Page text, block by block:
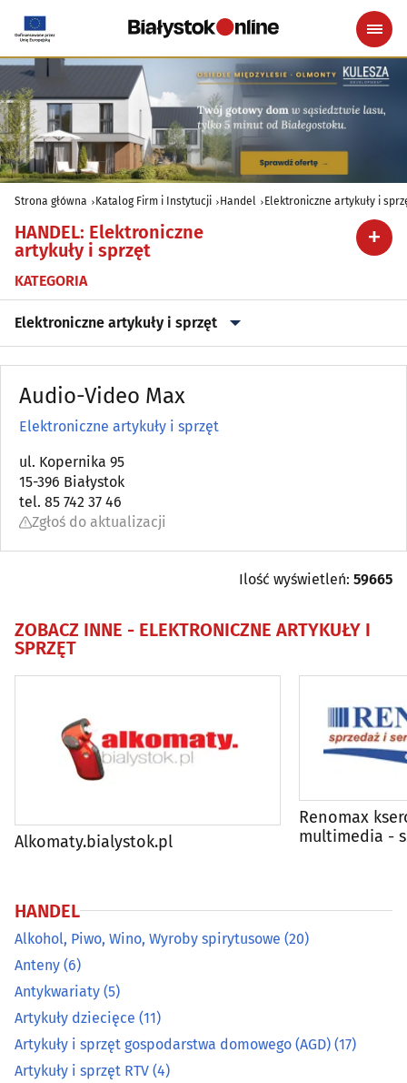
Strona główna Katalog Firm i Instytucji Handel Elektroniczne artykuły i
HANDEL: Elektroniczne
artykuły i sprzęt
KATEGORIA
Elektroniczne artykuły i sprzęt
Alkohol, Piwo, Wino, Wyroby spirytusowe(20)
Antykwariaty(5)
Artykuły dziecięce
Artykuły i sprzęt gospodarstwa domowego (AGD)(17)
Artykuły zaopatrzenia plastyków
Balony, fajerwerki i inne(10)
Biurowe urządzenia i papiernicze artykuły - detal
Broń
Chemia gospodarcza
Cukiernie, ciastkarnie, cukiernicze wyroby
Dekoracyjne artykuły (13)
Audio-Video Max
Elektroniczne artykuły i sprzęt
ul. Kopernika 95
15-396 Białystok
tel. 85 742 37 46
Zgłoś do aktualizacji
Ilość wyświetleń: 59665
ZOBACZ INNE - ELEKTRONICZNE ARTYKUŁY I
SPRZĘT
Alkomaty.bialystok.pl
Renomax
multimedia -
HANDEL
Alkohol, Piwo, Wino, Wyroby spirytusowe (20)
Anteny (6)
Antykwariaty (5)
Artykuły dziecięce (11)
Artykuły i sprzęt gospodarstwa domowego (AGD) (17)
Artykuły i sprzęt RTV (4)